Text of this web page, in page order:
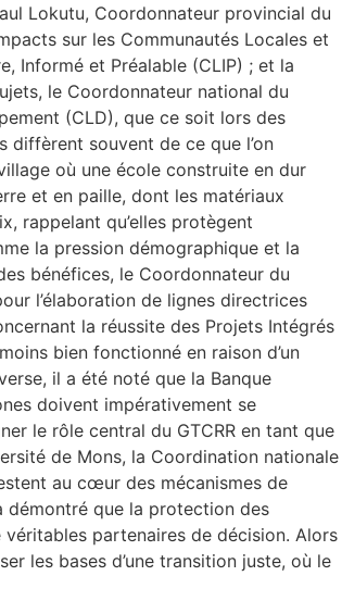
Lokutu, Coordonnateur provincial du
sur les Communautés Locales et
Informé et Préalable (CLIP) ; et la
le Coordonnateur national du
(CLD), que ce soit lors des
diffèrent souvent de ce que l’on
où une école construite en dur
et en paille, dont les matériaux
rappelant qu’elles protègent
la pression démographique et la
bénéfices, le Coordonnateur du
l’élaboration de lignes directrices
la réussite des Projets Intégrés
bien fonctionné en raison d’un
il a été noté que la Banque
doivent impérativement se
le rôle central du GTCRR en tant que
de Mons, la Coordination nationale
au cœur des mécanismes de
démontré que la protection des
partenaires de décision. Alors
les bases d’une transition juste, où le